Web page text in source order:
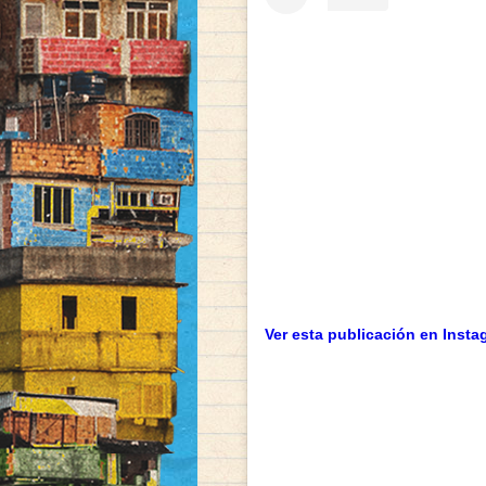
Ver esta publicación en